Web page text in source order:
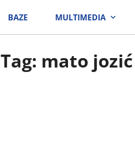
BAZE MULTIMEDIA
Tag: mato jozić